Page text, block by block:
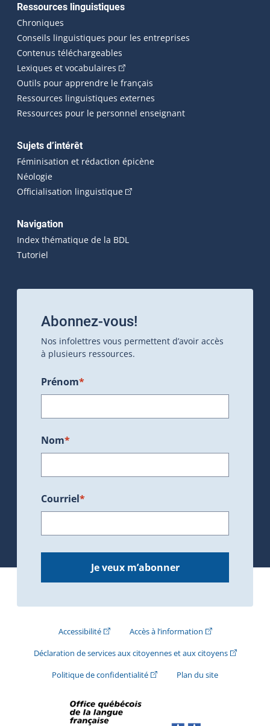
Ressources linguistiques
Chroniques
Conseils linguistiques pour les entreprises
Contenus téléchargeables
Lexiques et vocabulaires (Cet hyperlien externe s'ouvrira
Outils pour apprendre le français
Ressources linguistiques externes
Ressources pour le personnel enseignant
Sujets d’intérêt
Féminisation et rédaction épicène
Néologie
Officialisation linguistique(Cet hyperlien externe s'ouvrira
Navigation
Index thématique de la BDL
Tutoriel
Abonnez-vous!
Nos infolettres vous permettent d’avoir accès
à plusieurs ressources.
Prénom*
Nom*
Courriel*
Je veux m’abonner
Accessibilité(Cet hyperlien externe s'ouvrira dans une
Accès à l’information(Cet hyperlien
Déclaration de services aux citoyennes et aux citoyens(Cet
Politique de confidentialité(Cet hyperlien externe s'ouvrira
Plan du site